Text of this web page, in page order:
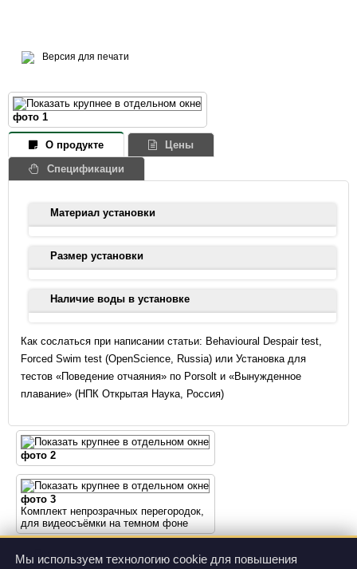
Мы используем технологию cookie для повышения
Версия для печати
фото 1
О продукте
Цены
Спецификации
Материал установки
подставку с силиконовыми ножками; подставка также
Размер установки
характеристики".
Наличие воды в установке
цилиндрах.
Как сослаться при написании статьи: Behavioural Despair test,
Forced Swim test (OpenScience, Russia) или Установка для
тестов «Поведение отчаяния» по Porsolt и «Вынужденное
плавание» (НПК Открытая Наука, Россия)
фото 2
фото 3
Комплект непрозрачных перегородок,
для видеосъёмки на темном фоне